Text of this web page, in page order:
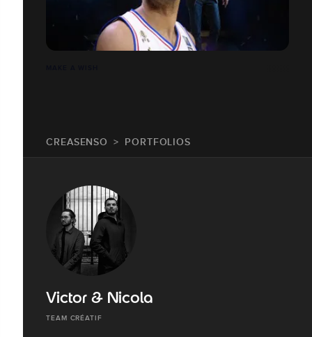
CREASENSO PORTFOLIOS
Victor & Nicola
TEAM CRÉATIF